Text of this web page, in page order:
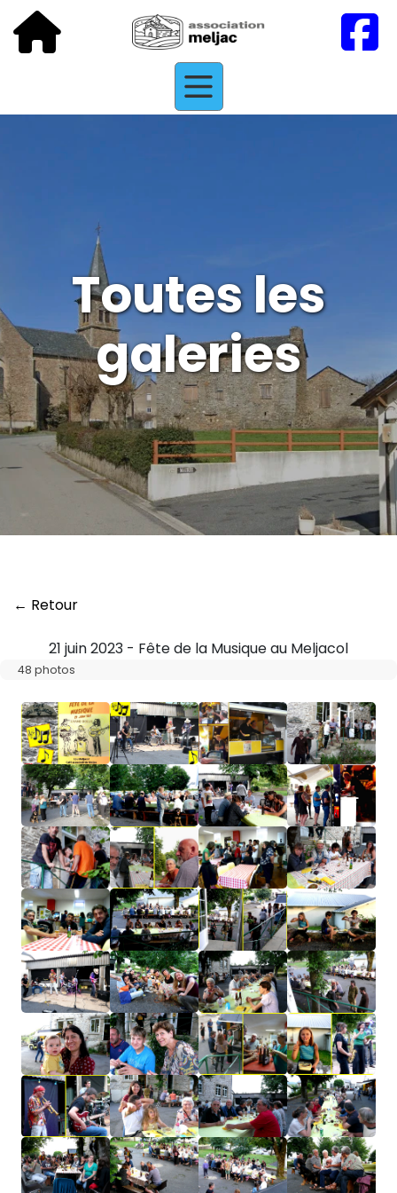
Toutes les
galeries
← Retour
21 juin 2023 - Fête de la Musique au Meljacol
48 photos